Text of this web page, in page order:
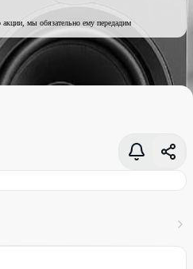
мы обязательно ему передадим
50% - Аудиомания в Москве